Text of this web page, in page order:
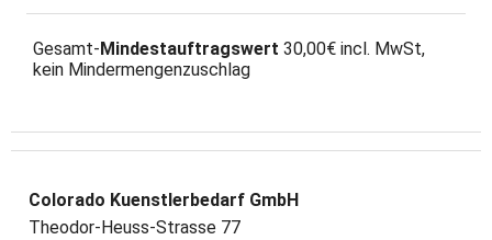
Gesamt- Mindestauftragswert 30,00€ incl. MwSt,
kein Mindermengenzuschlag
Colorado Kuenstlerbedarf GmbH
Theodor-Heuss-Strasse 77